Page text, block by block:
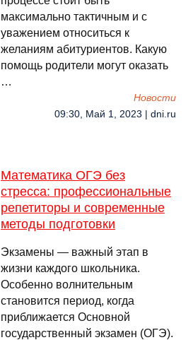
максимально тактичным и с
уважением относиться к
желаниям абитуриентов. Какую
помощь родители могут оказать
…
Новости
09:30, Май 1, 2023 | dni.ru
Математика ОГЭ без
стресса: профессиональные
репетиторы и современные
методы подготовки
Экзамены — важный этап в
жизни каждого школьника.
Особенно волнительным
становится период, когда
приближается Основной
государственный экзамен (ОГЭ).